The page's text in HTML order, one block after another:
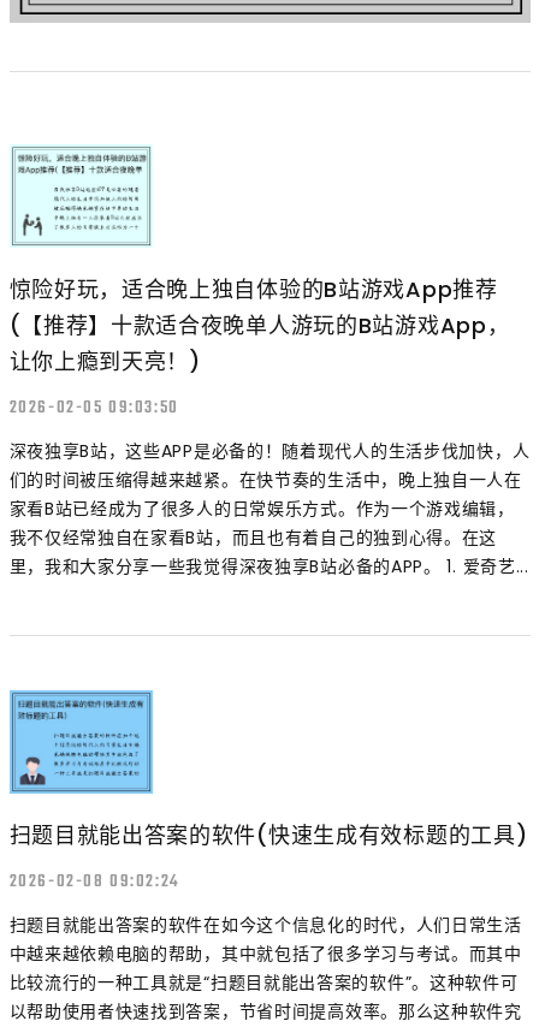
惊险好玩，适合晚上独自体验的B站游戏App推荐
(【推荐】十款适合夜晚单人游玩的B站游戏App，
让你上瘾到天亮！)
2026-02-05 09:03:50
深夜独享B站，这些APP是必备的！随着现代人的生活步伐加快，人
们的时间被压缩得越来越紧。在快节奏的生活中，晚上独自一人在
家看B站已经成为了很多人的日常娱乐方式。作为一个游戏编辑，
我不仅经常独自在家看B站，而且也有着自己的独到心得。在这
里，我和大家分享一些我觉得深夜独享B站必备的APP。 1. 爱奇艺...
扫题目就能出答案的软件(快速生成有效标题的工具)
2026-02-08 09:02:24
扫题目就能出答案的软件在如今这个信息化的时代，人们日常生活
中越来越依赖电脑的帮助，其中就包括了很多学习与考试。而其中
比较流行的一种工具就是“扫题目就能出答案的软件”。这种软件可
以帮助使用者快速找到答案，节省时间提高效率。那么这种软件究